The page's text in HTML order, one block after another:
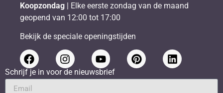
Koopzondag | Elke eerste zondag van de maand
geopend van 12:00 tot 17:00
Bekijk de speciale openingstijden
Schrijf je in voor de nieuwsbrief